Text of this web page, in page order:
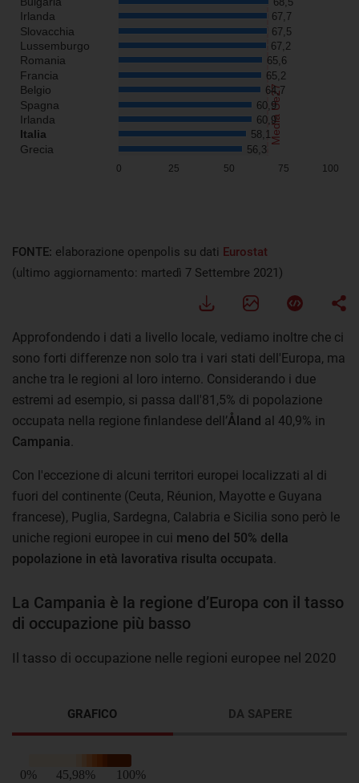
FONTE: elaborazione openpolis su dati Eurostat
(ultimo aggiornamento: martedì 7 Settembre 2021)
Approfondendo i dati a livello locale, vediamo inoltre che ci
sono forti differenze non solo tra i vari stati dell'Europa, ma
anche tra le regioni al loro interno. Considerando i due
estremi ad esempio, si passa dall'81,5% di popolazione
occupata nella regione finlandese dell’Åland al 40,9% in
Campania.
Con l'eccezione di alcuni territori europei localizzati al di
fuori del continente (Ceuta, Réunion, Mayotte e Guyana
francese), Puglia, Sardegna, Calabria e Sicilia sono però le
uniche regioni europee in cui meno del 50% della
popolazione in età lavorativa risulta occupata.
La Campania è la regione d’Europa con il tasso
di occupazione più basso
Il tasso di occupazione nelle regioni europee nel 2020
GRAFICO DA SAPERE